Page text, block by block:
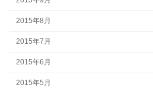
2015年8月
2015年7月
2015年6月
2015年5月